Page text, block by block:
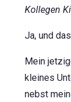
Kollegen
Ja, und
Mein
kleines
nebst